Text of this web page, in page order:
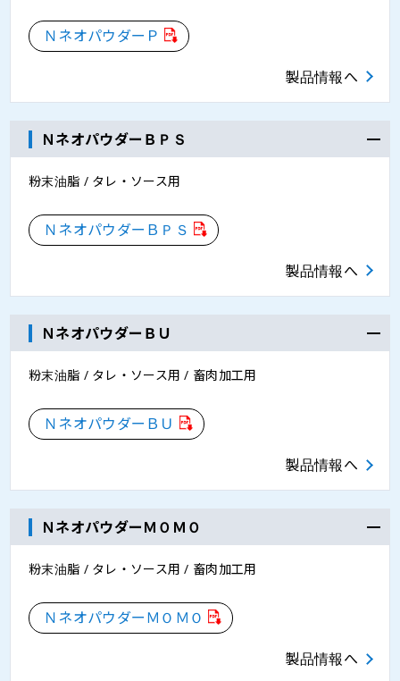
ＮネオパウダーＰ
製品情報へ
ＮネオパウダーＢＰＳ
粉末油脂 / タレ・ソース用
ＮネオパウダーＢＰＳ
製品情報へ
ＮネオパウダーＢＵ
粉末油脂 / タレ・ソース用 / 畜肉加工用
ＮネオパウダーＢＵ
製品情報へ
ＮネオパウダーＭＯＭＯ
粉末油脂 / タレ・ソース用 / 畜肉加工用
ＮネオパウダーＭＯＭＯ
製品情報へ